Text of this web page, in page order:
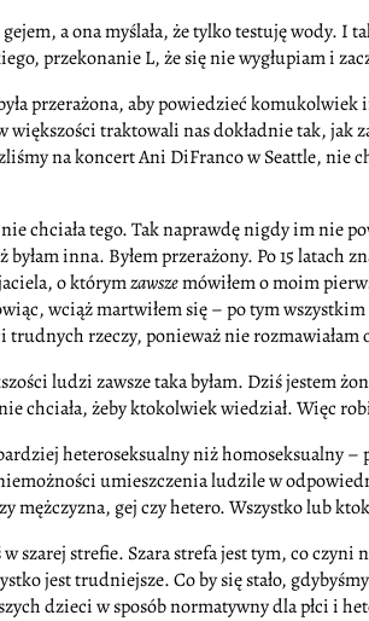
a ona myślała, że tylko testuję wody. I
przekonanie L, że się nie wygłupiam i
przerażona, aby powiedzieć
traktowali nas dokładnie tak,
na koncert Ani DiFranco w Seattle, nie
chciała tego. Tak naprawdę nigdy im nie
inna. Byłem przerażony. Po 15 latach
o którymzawszemówiłem o moim
wciąż martwiłem się – po tym
rzeczy, ponieważ nie
ludzi zawsze taka byłam. Dziś jestem
chciała, żeby ktokolwiek wiedział. Więc
heteroseksualny niż homoseksualny
umieszczenia ludzile w
mężczyzna, gej czy hetero. Wszystko lub
szarej strefie. Szara strefa jest tym, co
jest trudniejsze. Co by się stało,
dzieci w sposób normatywny dla płci i